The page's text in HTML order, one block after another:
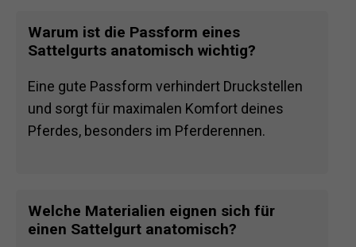
Warum ist die Passform eines
Sattelgurts anatomisch wichtig?
Eine gute Passform verhindert Druckstellen
und sorgt für maximalen Komfort deines
Pferdes, besonders im Pferderennen.
Welche Materialien eignen sich für
einen Sattelgurt anatomisch?